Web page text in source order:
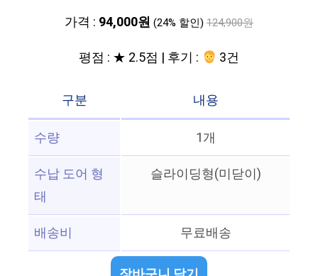
가격 : 94,000원 (24% 할인) 124,900원
평점 : ★ 2.5점 | 후기 : 3건
구분
내용
수량
1개
수납 도어 형
태
슬라이딩형(미닫이)
배송비 무료배송